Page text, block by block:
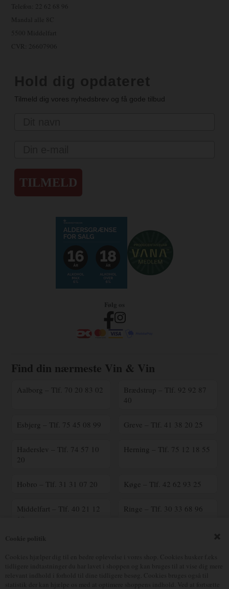
Telefon: 22 62 68 96
Mandal alle 8C
5500 Middelfart
CVR: 26607906
Tilmeld dig vores nyhedsbrev og få gode tilbud
TILMELD
Følg os
Find din nærmeste Vin & Vin
Aalborg – Tlf. 70 20 83 02
Brædstrup – Tlf. 92 92 87
40
Esbjerg – Tlf. 75 45 08 99 Greve – Tlf. 41 38 20 25
Haderslev – Tlf. 74 57 10
20
Herning – Tlf. 75 12 18 55
Hobro – Tlf. 31 31 07 20 Køge – Tlf. 42 62 93 25
Middelfart – Tlf. 40 21 12
Ringe – Tlf. 30 33 68 96